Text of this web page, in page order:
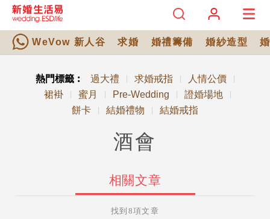
WeVow 新人谷 求婚 婚禮籌備 婚紗造型
熱門標籤︰ 過大禮 求婚戒指 人情公價
裙褂 蜜月 Pre-Wedding 證婚場地
餅卡 結婚禮物 結婚戒指
酒會
相關文章
找到8項文章